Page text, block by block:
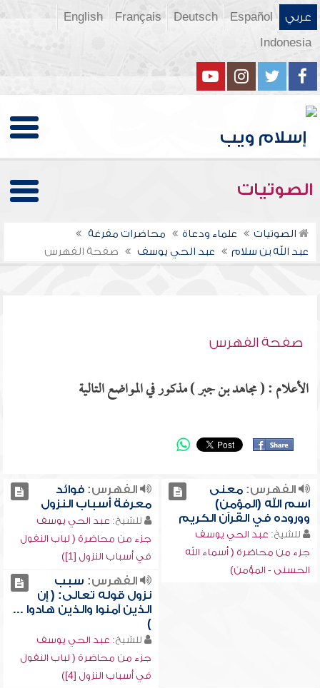
عربي Español
Deutsch
Français
English
Indonesia
الصوتيات
الصوتيات علماء ودعاة
محاضرات مفرغة
عبد الله بن سلام
عبد الحي يوسف صفحة الفهرس
صفحة الفهرس
الأعلام : ( مجاهد بن جبر ) مذكور في المواضع التالية
الفهرس:معنى
اسم الله (المؤمن)
ووروده في القرآن الكريم
للشيخ: عبد الحي يوسف
جزء من محاضرة ( أسماء الله
الحسنى - المؤمن)
الفهرس:فوائد
معرفة أسباب النزول
للشيخ: عبد الحي يوسف
جزء من محاضرة ( لباب النقول
في أسباب النزول [1])
الفهرس: سبب
نزول قوله تعالى: ( إن
الذين آمنوا والذين هادوا ...
)
للشيخ: عبد الحي يوسف
جزء من محاضرة ( لباب النقول
في أسباب النزول [4])